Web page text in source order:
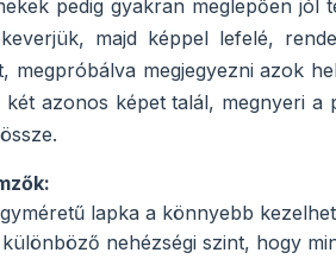
pedig gyakran meglepően jól
majd képpel lefelé,
megpróbálva megjegyezni azok
két azonos képet talál, megnyeri
lapka a könnyebb
nehézségi szint, hogy